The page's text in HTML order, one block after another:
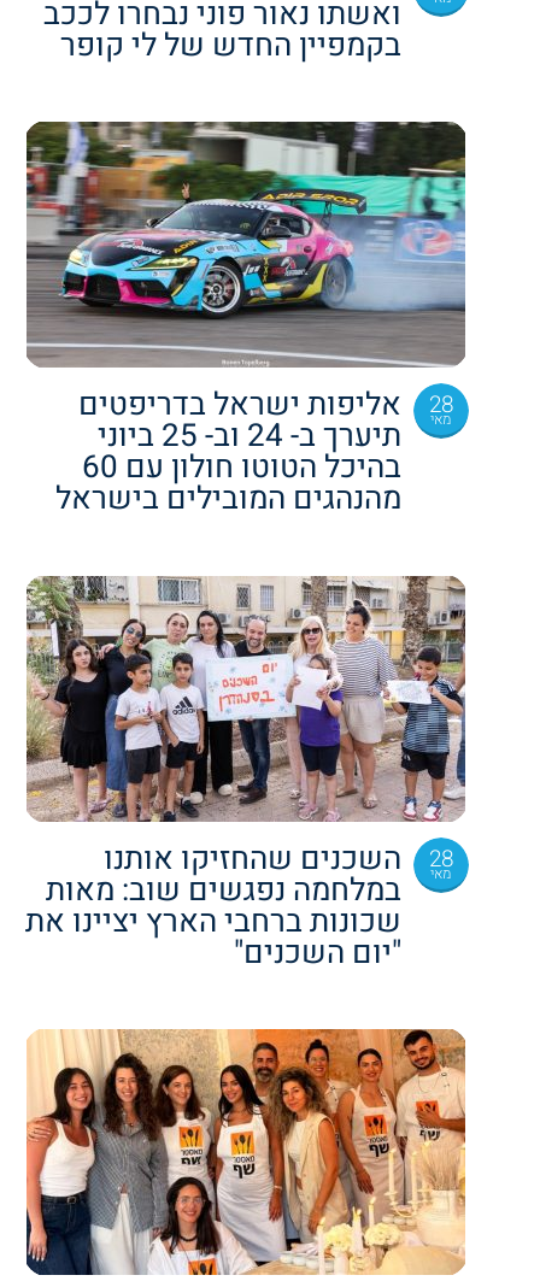
ואשתו נאור פוני נבחרו לככב
בקמפיין החדש של לי קופר
28
מאי אליפות ישראל בדריפטים
תיערך ב- 24 וב- 25 ביוני
בהיכל הטוטו חולון עם 60
מהנהגים המובילים בישראל
28
מאי השכנים שהחזיקו אותנו
במלחמה נפגשים שוב: מאות
שכונות ברחבי הארץ יציינו את
"יום השכנים"